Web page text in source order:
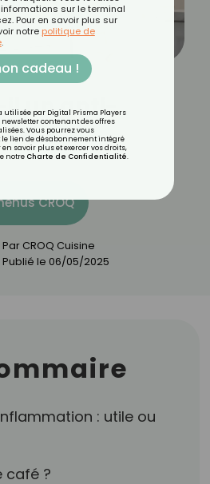
il un anti-
?
CROQ
Par CROQ Cuisine
Publié le 06/05/2025
: utile ou
café ?
sur le terminal
Pour en savoir plus sur
notre politique de
.
cadeau !
utilisée par Digital Prisma Players
contenant des offres
Vous pourrez vous
lien de désabonnement intégré
savoir plus et exercer vos droits,
notre Charte de Confidentialité.